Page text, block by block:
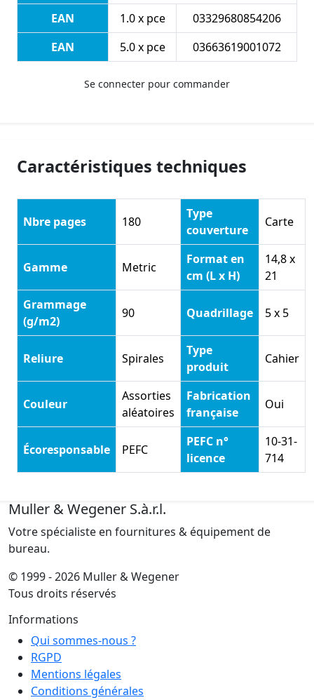
EAN
1.0 x pce
03329680854206
EAN
5.0 x pce 03663619001072
Se connecter pour commander
Caractéristiques techniques
Nbre pages 180
Type
couverture
Carte
Gamme Metric
Format en
cm (L x H)
14,8 x
21
Grammage
(g/m2)
90 Quadrillage 5 x 5
Reliure Spirales
Type
produit
Cahier
Couleur
Assorties
aléatoires
Fabrication
française
Oui
Écoresponsable PEFC
PEFC n°
licence
10-31-
714
Muller & Wegener S.à.r.l.
Votre spécialiste en fournitures & équipement de
bureau.
© 1999 - 2026 Muller & Wegener
Tous droits réservés
Informations
Qui sommes-nous ?
RGPD
Mentions légales
Conditions générales